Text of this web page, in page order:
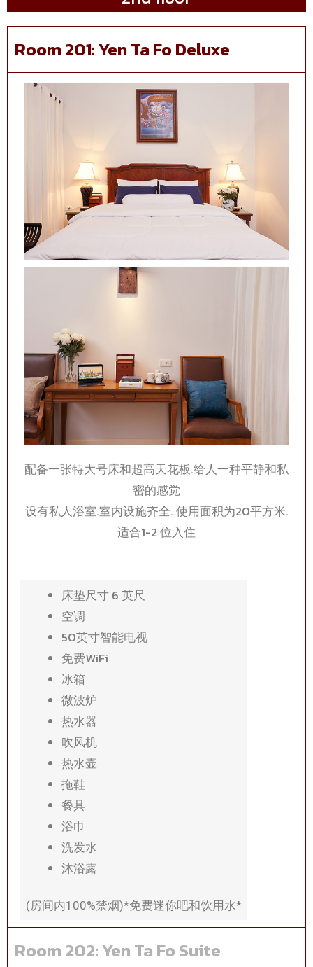
Room 201: Yen Ta Fo Deluxe
配备一张特大号床和超高天花板.给人一种平静和私
密的感觉
设有私人浴室.室内设施齐全. 使用面积为20平方米.
适合1-2 位入住
床垫尺寸 6 英尺
空调
50英寸智能电视
免费WiFi
冰箱
微波炉
热水器
吹风机
热水壶
拖鞋
餐具
浴巾
洗发水
沐浴露
(房间内100%禁烟)*免费迷你吧和饮用水*
Room 202: Yen Ta Fo Suite